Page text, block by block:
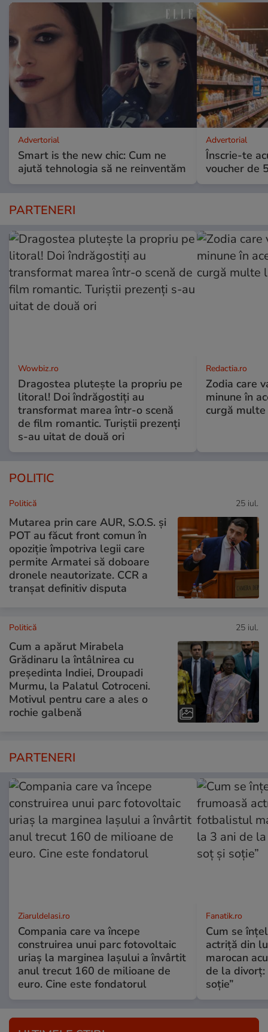
Advertorial
Smart is the new chic: Cum ne
ajută tehnologia să ne reinventăm
Advertorial
Înscrie-te
voucher de
PARTENERI
Wowbiz.ro
Dragostea plutește la propriu pe
litoral! Doi îndrăgostiți au
transformat marea într-o scenă
de film romantic. Turiștii prezenți
s-au uitat de două ori
Redactia.ro
Zodia care
minune în
curgă
POLITIC
Politică 25 iul.
Mutarea prin care AUR, S.O.S. și
POT au făcut front comun în
opoziție împotriva legii care
permite Armatei să doboare
dronele neautorizate. CCR a
tranșat definitiv disputa
Politică 25 iul.
Cum a apărut Mirabela
Grădinaru la întâlnirea cu
președinta Indiei, Droupadi
Murmu, la Palatul Cotroceni.
Motivul pentru care a ales o
rochie galbenă
PARTENERI
ZiaruldeIasi.ro
Compania care va începe
construirea unui parc fotovoltaic
uriaș la marginea Iașului a învârtit
anul trecut 160 de milioane de
euro. Cine este fondatorul
Fanatik.ro
Cum se
actriță din
marocan
de la divorț:
soție”